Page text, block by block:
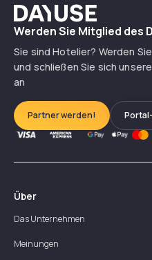
Dayuse
Werden Sie Mitglied des
Sie sind Hotelier? Werden
und schließen Sie sich
an
Partner werden!
Über
Das Unternehmen
Meinungen